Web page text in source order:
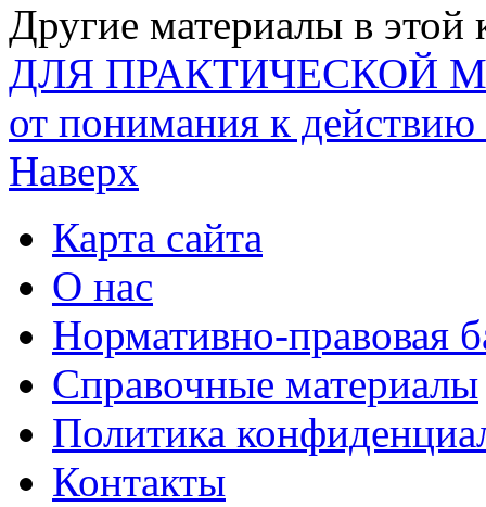
Другие материалы в этой
ДЛЯ ПРАКТИЧЕСКОЙ
от понимания к
Наверх
Карта сайта
О нас
Нормативно-правовая
Справочные материалы
Политика
Контакты